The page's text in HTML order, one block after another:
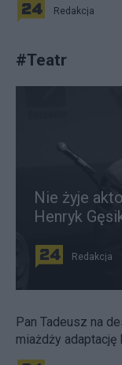
Redakcja
#Teatr
Nie żyje
Henryk
Redakcja
Pan Tadeusz na
miażdży adaptację